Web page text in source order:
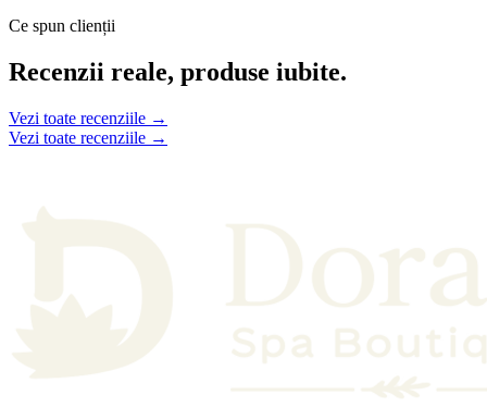
Ce spun clienții
Recenzii reale, produse iubite.
Vezi toate recenziile →
Vezi toate recenziile →